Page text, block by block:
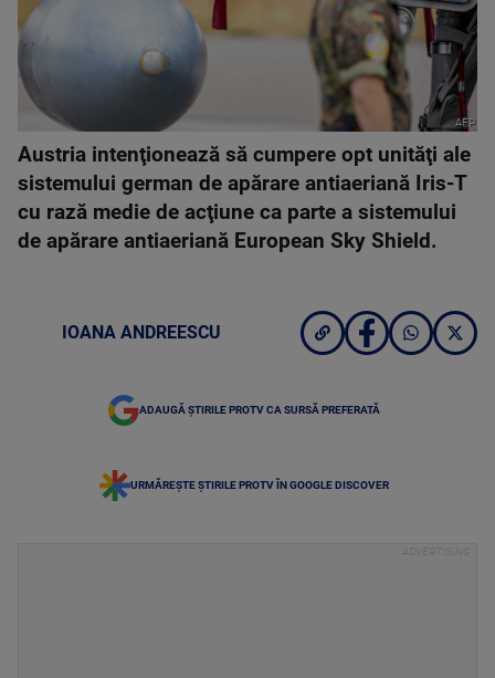
AFP
Austria intenţionează să cumpere opt unităţi ale
sistemului german de apărare antiaeriană Iris-T
cu rază medie de acţiune ca parte a sistemului
de apărare antiaeriană European Sky Shield.
IOANA ANDREESCU
ADAUGĂ ȘTIRILE PROTV CA SURSĂ PREFERATĂ
URMĂREȘTE ȘTIRILE PROTV ÎN GOOGLE DISCOVER